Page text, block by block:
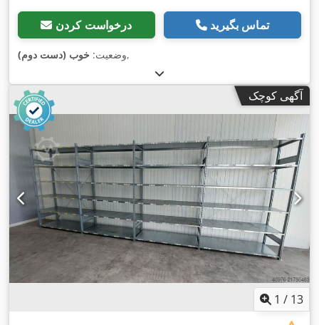
درخواست کردن تماس بگیرید
وضعیت: خوب (دست دوم) ,
آگهی کوچک
1 / 13